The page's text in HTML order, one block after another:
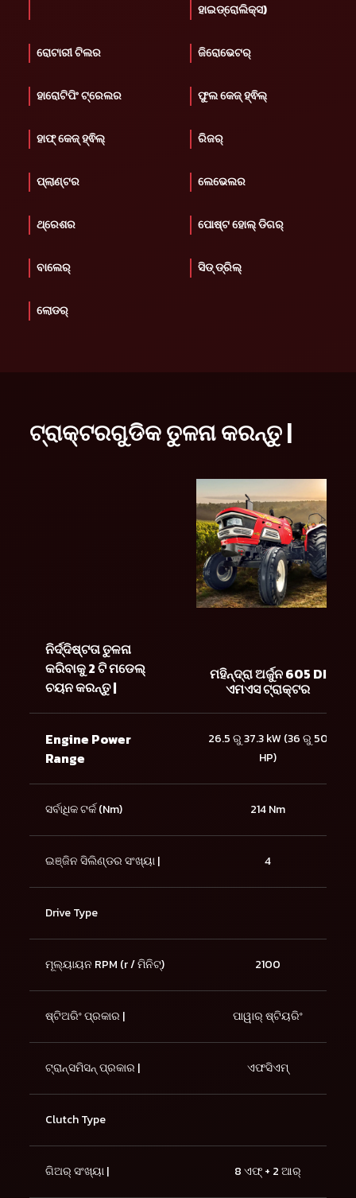
ହାଇଡ୍ରୋଲିକ୍ସ)
ରୋଟାରୀ ଟିଲର ଜିରୋଭେଟର୍
ହାରୋଟିପିଂ ଟ୍ରେଲର ଫୁଲ କେଜ୍ ହ୍ଵିଲ୍
ହାଫ୍ କେଜ୍ ହ୍ଵିଲ୍ ରିଜର୍
ପ୍ଲାଣ୍ଟର ଲେଭେଲର
ଥ୍ରେଶର ପୋଷ୍ଟ ହୋଲ୍ ଡିଗର୍
ବାଲେର୍ ସିଡ୍ ଡ୍ରିଲ୍
ଲୋଡର୍
ଟ୍ରାକ୍ଟରଗୁଡିକ ତୁଳନା କରନ୍ତୁ |
ନିର୍ଦ୍ଦିଷ୍ଟତା ତୁଳନା
କରିବାକୁ 2 ଟି ମଡେଲ୍
ଚୟନ କରନ୍ତୁ |
ମହିନ୍ଦ୍ରା ଅର୍ଜୁନ 605 DI
ଏମଏସ ଟ୍ରାକ୍ଟର
Engine Power
Range
26.5 ରୁ 37.3 kW (36 ରୁ 50
HP)
ସର୍ବାଧିକ ଟର୍କ (Nm) 214 Nm
ଇଞ୍ଜିନ ସିଲିଣ୍ଡର ସଂଖ୍ୟା | 4
Drive Type
ମୂଲ୍ୟାୟନ RPM (r / ମିନିଟ୍) 2100
ଷ୍ଟିଅରିଂ ପ୍ରକାର | ପାୱାର୍ ଷ୍ଟିୟରିଂ
ଟ୍ରାନ୍ସମିସନ୍ ପ୍ରକାର | ଏଫସିଏମ୍
Clutch Type
ଗିଅର୍ ସଂଖ୍ୟା | 8 ଏଫ୍ + 2 ଆର୍